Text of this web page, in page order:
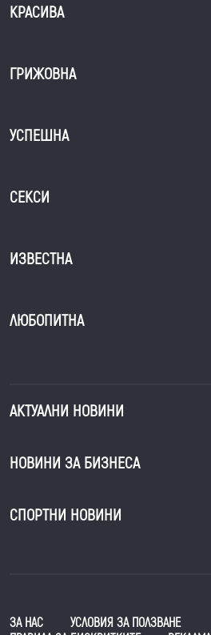
КРАСИВА
ГРИЖОВНА
УСПЕШНА
СЕКСИ
ИЗВЕСТНА
ЛЮБОПИТНА
АКТУАЛНИ НОВИНИ
НОВИНИ ЗА БИЗНЕСА
СПОРТНИ НОВИНИ
ЗА НАС
УСЛОВИЯ ЗА ПОЛЗВАНЕ